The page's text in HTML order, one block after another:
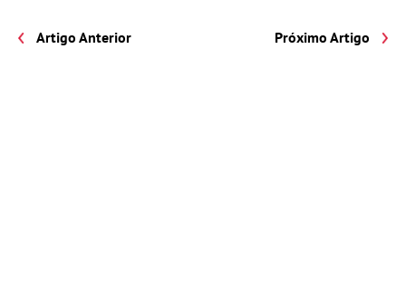
Artigo Anterior Próximo Artigo